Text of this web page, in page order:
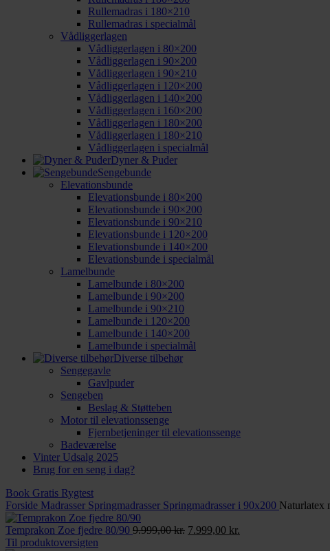
Rullemadras i 180×210
Rullemadras i specialmål
Vådliggerlagen
Vådliggerlagen i 80×200
Vådliggerlagen i 90×200
Vådliggerlagen i 90×210
Vådliggerlagen i 120×200
Vådliggerlagen i 140×200
Vådliggerlagen i 160×200
Vådliggerlagen i 180×200
Vådliggerlagen i 180×210
Vådliggerlagen i specialmål
Dyner & Puder
Sengebunde
Elevationsbunde
Elevationsbunde i 80×200
Elevationsbunde i 90×200
Elevationsbunde i 90×210
Elevationsbunde i 120×200
Elevationsbunde i 140×200
Elevationsbunde i specialmål
Lamelbunde
Lamelbunde i 80×200
Lamelbunde i 90×200
Lamelbunde i 90×210
Lamelbunde i 120×200
Lamelbunde i 140×200
Lamelbunde i specialmål
Diverse tilbehør
Sengegavle
Gavlpuder
Sengeben
Beslag & Støtteben
Motor til elevationssenge
Fjernbetjeninger til elevationssenge
Badeværelse
Vinter Udsalg 2025
Brug for en seng i dag?
Book Gratis Rygtest
Forside Madrasser Springmadrasser Springmadrasser i 90x200 Naturlatex
Temprakon Zoe fjedre 80/90 9.999,00kr. Den
7.999,00 kr.
Til produktoversigten